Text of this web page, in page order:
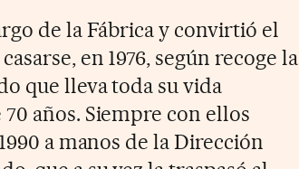
de la Fábrica y convirtió el
en 1976, según recoge la
que lleva toda su vida
años. Siempre con ellos
a manos de la Dirección